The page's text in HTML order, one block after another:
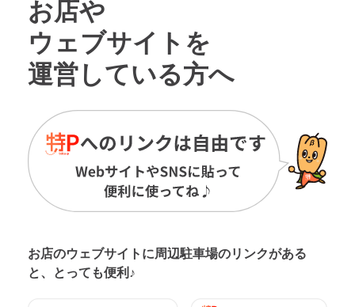
お店や
ウェブサイトを
運営している方へ
お店のウェブサイトに周辺駐車場のリンクがある
と、とっても便利♪